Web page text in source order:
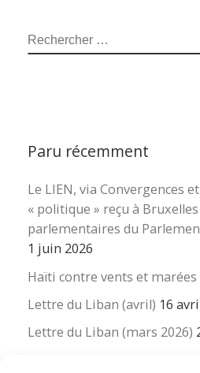
RECHERCHER
Paru récemment
Le LIEN, via Convergences
« politique » reçu à
parlementaires du
1 juin 2026
Haïti contre vents et marées
Lettre du Liban (avril) 16
Lettre du Liban (mars 2026)
La revue « Educateur »